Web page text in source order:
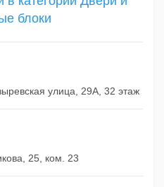
блоки
улица, 29А, 32 этаж
25, ком. 23